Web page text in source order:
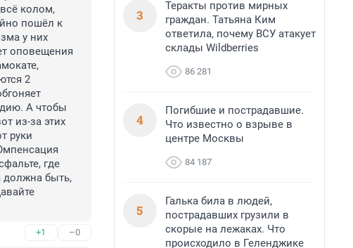
колом,
пошёл к
у них
оповещения
2
А чтобы
из-за этих
руки
где
должна быть,
+1 –0
3
Теракты против мирных
граждан. Татьяна Ким
ответила, почему ВСУ атакует
склады Wildberries
86 281
4
Погибшие и пострадавшие.
Что известно о взрыве в
центре Москвы
84 187
5
Галька била в людей,
пострадавших грузили в
скорые на лежаках. Что
происходило в Геленджике